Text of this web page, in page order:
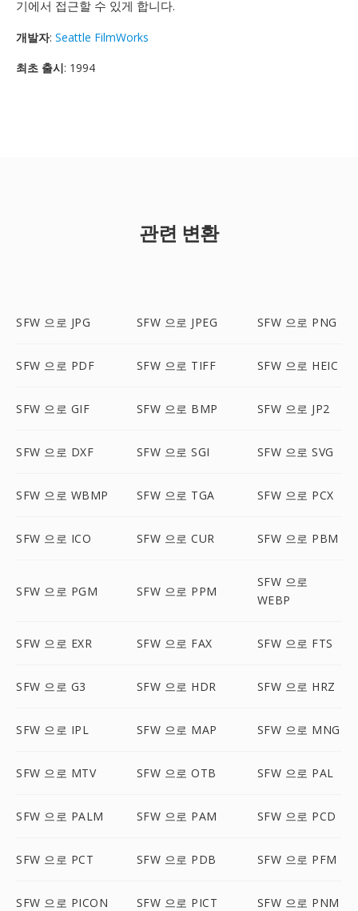
기에서 접근할 수 있게 합니다.
개발자: Seattle FilmWorks
최초 출시: 1994
관련 변환
SFW 으로 JPG SFW 으로 JPEG SFW 으로 PNG
SFW 으로 PDF SFW 으로 TIFF SFW 으로 HEIC
SFW 으로 GIF SFW 으로 BMP SFW 으로 JP2
SFW 으로 DXF SFW 으로 SGI SFW 으로 SVG
SFW 으로 WBMP SFW 으로 TGA SFW 으로 PCX
SFW 으로 ICO SFW 으로 CUR SFW 으로 PBM
SFW 으로 PGM SFW 으로 PPM
SFW 으로
WEBP
SFW 으로 EXR SFW 으로 FAX SFW 으로 FTS
SFW 으로 G3 SFW 으로 HDR SFW 으로 HRZ
SFW 으로 IPL SFW 으로 MAP SFW 으로 MNG
SFW 으로 MTV SFW 으로 OTB SFW 으로 PAL
SFW 으로 PALM SFW 으로 PAM SFW 으로 PCD
SFW 으로 PCT SFW 으로 PDB SFW 으로 PFM
SFW 으로 PICON SFW 으로 PICT SFW 으로 PNM